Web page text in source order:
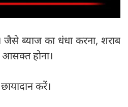
ब्याज का धंधा करना, शराब
आसक्त होना।
करें।